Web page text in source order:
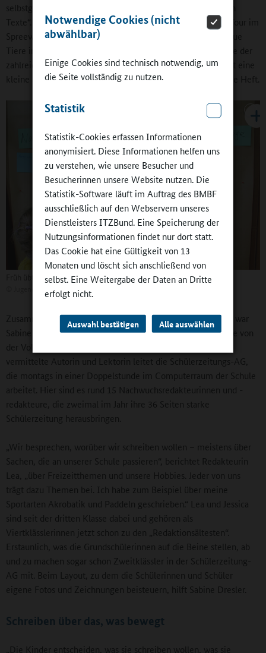
Notwendige Cookies (nicht
abwählbar)
Einige Cookies sind technisch notwendig, um
die Seite vollständig zu nutzen.
Statistik
Statistik-Cookies erfassen Informationen
anonymisiert. Diese Informationen helfen uns
zu verstehen, wie unsere Besucher und
Besucherinnen unsere Website nutzen. Die
Statistik-Software läuft im Auftrag des BMBF
ausschließlich auf den Webservern unseres
Dienstleisters ITZBund. Eine Speicherung der
Nutzungsinformationen findet nur dort statt.
Das Cookie hat eine Gültigkeit von 13
Monaten und löscht sich anschließend von
selbst. Eine Weitergabe der Daten an Dritte
erfolgt nicht.
Auswahl bestätigen Alle auswählen
selbstgemalten Zeichnungen und die kurzen, verständlichen
Texte“. Die Kinder berichten zum Beispiel über eine Kanu-Tour im
Spreewald, über die Rückkehr des Wolfes in die Region, neue
Tiere im Dresdner Zoo oder auch in eigener Sache über eine der
zahlreichen Preisverleihungen für den „ Elbling“. Dabei führt eine
kleine Schnecke mit lustigen Kommentaren durch das ganze Heft.
Früh übt sich...
Jugendpresse
Zusammen mit den beiden Redakteurinnen Lea und Jessica war
Sabine Dresler nach Berlin gekommen in den Bundesrat. Die von
der Volkshochschule an die Grundschule „Elbtalkinder“
vermittelte Autorin und Lektorin leitet die Schülerzeitungs-AG,
die montags in einer Doppelstunde im Computerraum der Schule
arbeitet. Hier sind es rund 15 Nachwuchsredakteurinnen und -
redakteure, die zweimal im Jahr ihre 36 Seiten starke
Schülerzeitung herausbringen.
„Wir besprechen, worüber wir schreiben wollen – meistens über
Sachen, die an unserer Schule passieren“, berichtet Redakteurin
Lea, „über Freizeitthemen und unsere Hobbies. Jeder von uns
trägt dazu Themen bei. Ich habe zum Beispiel über meine
Sportarten Akrobatik und Paddeln geschrieben.“ Lea und Jessica
sind seit der dritten Klasse dabei und gehören als
Viertklässlerinnen jetzt schon zu den „Redaktionsältesten“.
Erstaunlich, was die Grundschülerinnen auf die Beine stellen, ab
und zu machen sogar schon Zweitklässler in der Schülerzeitung-
AG mit. Beim Layout, zu dem die Schülerinnen und Schüler
eigene Fotos und Zeichnungen beisteuern, hilft Sabine Dresler.
Schreiben über das, was bewegt
„Die Kinder entscheiden, was sie schreiben wollen, was sie